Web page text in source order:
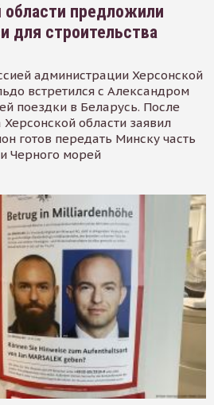
области предложили
для строительства
администрации Херсонской
встретился с Александром
поездки в Беларусь. После
Херсонской области заявил
готов передать Минску часть
Черного морей